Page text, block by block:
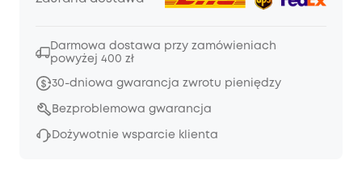
Darmowa dostawa przy zamówieniach
powyżej 400 zł
30-dniowa gwarancja zwrotu pieniędzy
Bezproblemowa gwarancja
Dożywotnie wsparcie klienta